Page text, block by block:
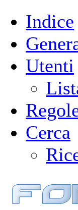
Indice
Utenti
Cerca